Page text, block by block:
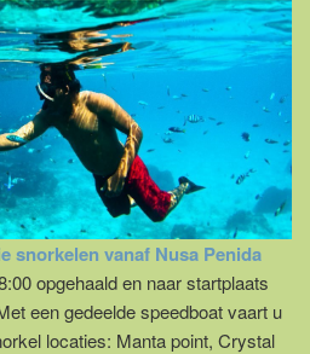
snorkelen vanaf Nusa Penida
opgehaald en naar startplaats
een gedeelde speedboat vaart u
locaties: Manta point, Crystal